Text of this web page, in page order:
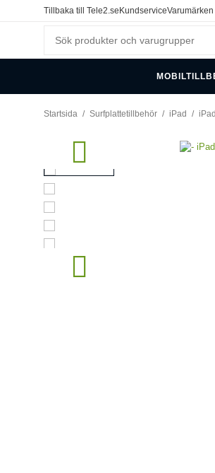
Tillbaka till Tele2.seKundserviceVarumärken
Startsida / Surfplattetillbehör / iPad /